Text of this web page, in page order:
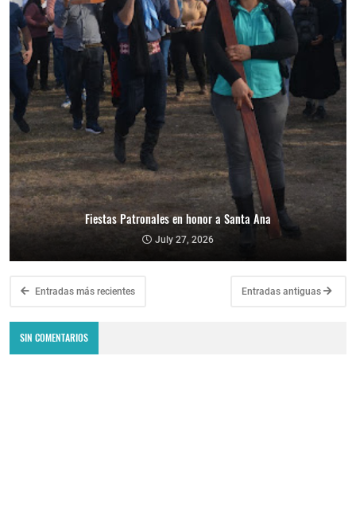
Fiestas Patronales en honor a Santa Ana
July 27, 2026
Entradas más recientes Entradas antiguas
SIN COMENTARIOS